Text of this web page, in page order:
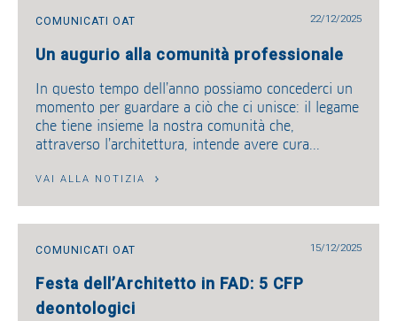
COMUNICATI OAT 22/12/2025
Un augurio alla comunità professionale
In questo tempo dell’anno possiamo concederci un
momento per guardare a ciò che ci unisce: il legame
che tiene insieme la nostra comunità che,
attraverso l’architettura, intende avere cura...
VAI ALLA NOTIZIA
COMUNICATI OAT 15/12/2025
Festa dell’Architetto in FAD: 5 CFP
deontologici